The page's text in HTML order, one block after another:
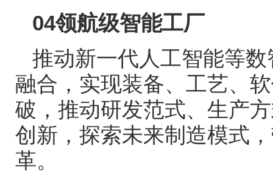
04领航级智能工厂
推动新一代人工智能等
融合，实现装备、工艺、
破，推动研发范式、生产
创新，探索未来制造模式
革。